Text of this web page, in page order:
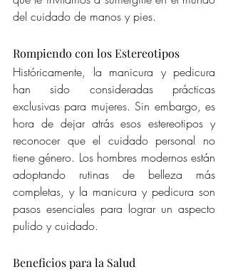
del cuidado de manos y pies.
Rompiendo con los Estereotipos
Históricamente, la manicura y pedicura
han sido consideradas prácticas
exclusivas para mujeres. Sin embargo, es
hora de dejar atrás esos estereotipos y
reconocer que el cuidado personal no
tiene género. Los hombres modernos están
adoptando rutinas de belleza más
completas, y la manicura y pedicura son
pasos esenciales para lograr un aspecto
pulido y cuidado.
Beneficios para la Salud